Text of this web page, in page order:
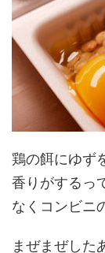
鶏の餌にゆず
香りがするっ
なくコンビニ
まぜまぜした